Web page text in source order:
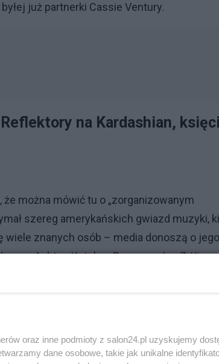
już partnerki Cassie Ventury.
na Kardashian,
można mówić tu o „zorganizowanym
szereg amerykańskich gwiazd muzyki,
wiele znanych osób – media donoszą o jego
Ashton Kutcher, Beyonce, Jay-Z, Kim
czy Leonardo DiCaprio.
Coś poszło nie tak
oraz inne podmioty z salon24.pl uzyskujemy
dane osobowe, takie jak unikalne